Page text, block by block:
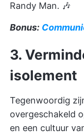
Randy Man. 🎶
Bonus:
3.
isolement
Tegenwoordig
overgeschakeld
en een cultuur